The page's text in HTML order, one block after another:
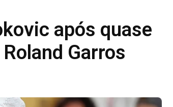
após quase
Garros